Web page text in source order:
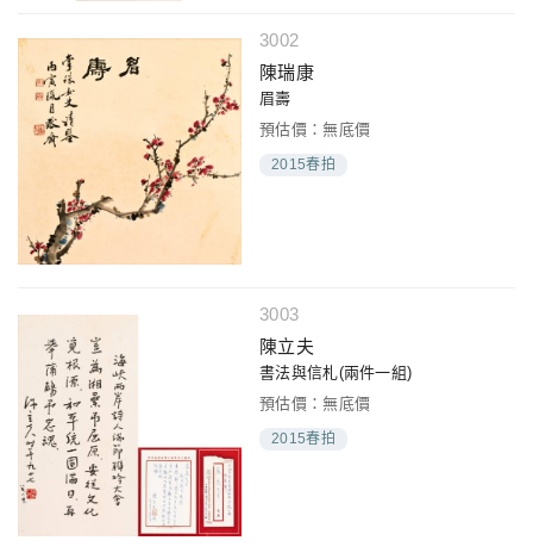
3002
陳瑞康
眉壽
預估價：無底價
2015春拍
3003
陳立夫
書法與信札(兩件一組)
預估價：無底價
2015春拍